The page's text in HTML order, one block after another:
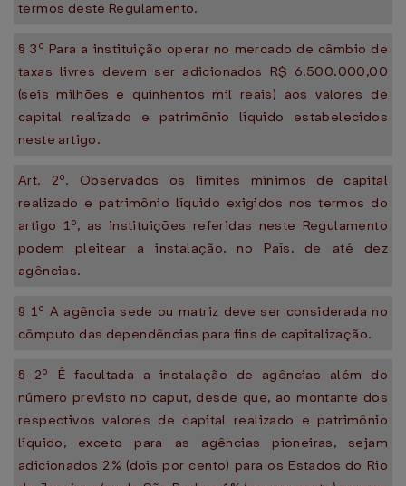
termos deste Regulamento.
§ 3º Para a instituição operar no mercado de câmbio de
taxas livres devem ser adicionados R$ 6.500.000,00
(seis milhões e quinhentos mil reais) aos valores de
capital realizado e patrimônio líquido estabelecidos
neste artigo.
Art. 2º. Observados os limites mínimos de capital
realizado e patrimônio líquido exigidos nos termos do
artigo 1º, as instituições referidas neste Regulamento
podem pleitear a instalação, no País, de até dez
agências.
§ 1º A agência sede ou matriz deve ser considerada no
cômputo das dependências para fins de capitalização.
§ 2º É facultada a instalação de agências além do
número previsto no caput, desde que, ao montante dos
respectivos valores de capital realizado e patrimônio
líquido, exceto para as agências pioneiras, sejam
adicionados 2% (dois por cento) para os Estados do Rio